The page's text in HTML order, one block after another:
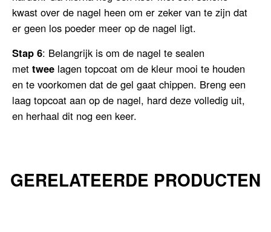
kwast over de nagel heen om er zeker van te zijn dat
er geen los poeder meer op de nagel ligt.
Stap 6: Belangrijk is om de nagel te sealen
met twee lagen topcoat om de kleur mooi te houden
en te voorkomen dat de gel gaat chippen. Breng een
laag topcoat aan op de nagel, hard deze volledig uit,
en herhaal dit nog een keer.
GERELATEERDE PRODUCTEN